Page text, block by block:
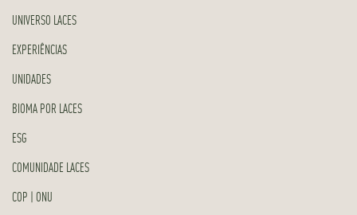
UNIVERSO LACES
EXPERIÊNCIAS
UNIDADES
BIOMA POR LACES
ESG
COMUNIDADE LACES
COP | ONU